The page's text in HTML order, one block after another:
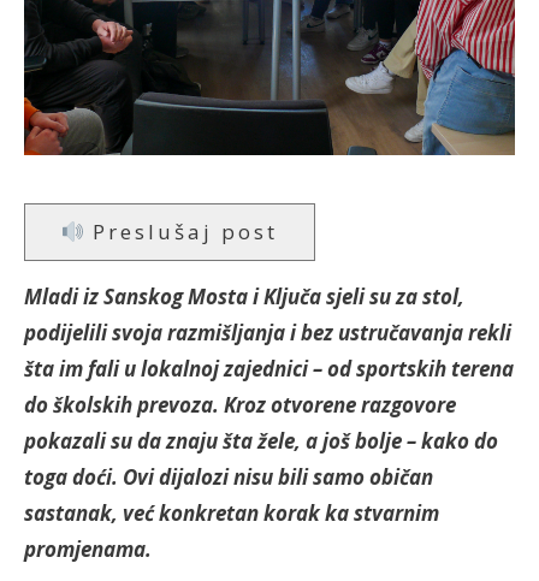
Preslušaj post
MladiizSanskogMostaiKljučasjelisuzastol,
podijelilisvojarazmišljanjaibez ustručavanjarekli
štaimfaliulokalnojzajednici– odsportskih terena
doškolskihprevoza. Krozotvorenerazgovore
pokazalisudaznajuštažele, ajošbolje–kakodo
togadoći. Ovidijalozinisubilisamoobičan
sastanak, većkonkretankorakkastvarnim
promjenama.